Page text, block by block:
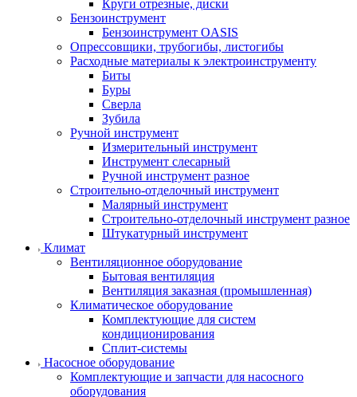
Круги отрезные, диски
Бензоинструмент
Бензоинструмент OASIS
Опрессовщики, трубогибы, листогибы
Расходные материалы к электроинструменту
Биты
Буры
Сверла
Зубила
Ручной инструмент
Измерительный инструмент
Инструмент слесарный
Ручной инструмент разное
Строительно-отделочный инструмент
Малярный инструмент
Строительно-отделочный инструмент разное
Штукатурный инструмент
Климат
Вентиляционное оборудование
Бытовая вентиляция
Вентиляция заказная (промышленная)
Климатическое оборудование
Комплектующие для систем
кондиционирования
Сплит-системы
Насосное оборудование
Комплектующие и запчасти для насосного
оборудования